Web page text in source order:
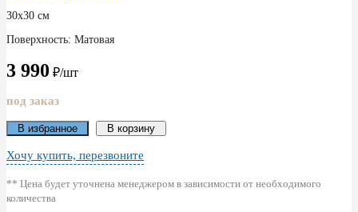
30x30 см
Поверхность: Матовая
3 990 ₽/шт
под заказ
В избранное В корзину
Хочу купить, перезвоните
** Цена будет уточнена менеджером в зависимости от необходимого
количества